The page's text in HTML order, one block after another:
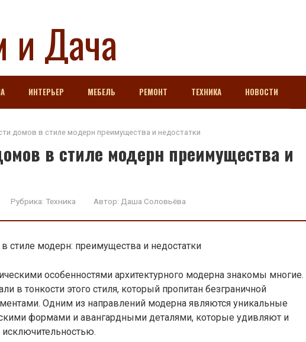
и Дача
ИНТЕРЬЕР МЕБЕЛЬ РЕМОНТ ТЕХНИКА НОВОСТИ
домов в стиле модерн преимущества и недостатки
в стиле модерн преимущества и
Рубрика: Техника Автор: Даша Соловьёва
стиле модерн: преимущества и недостатки
особенностями архитектурного модерна знакомы многие.
в тонкости этого стиля, который пропитан безграничной
Одним из направлений модерна являются уникальные
формами и авангардными деталями, которые удивляют и